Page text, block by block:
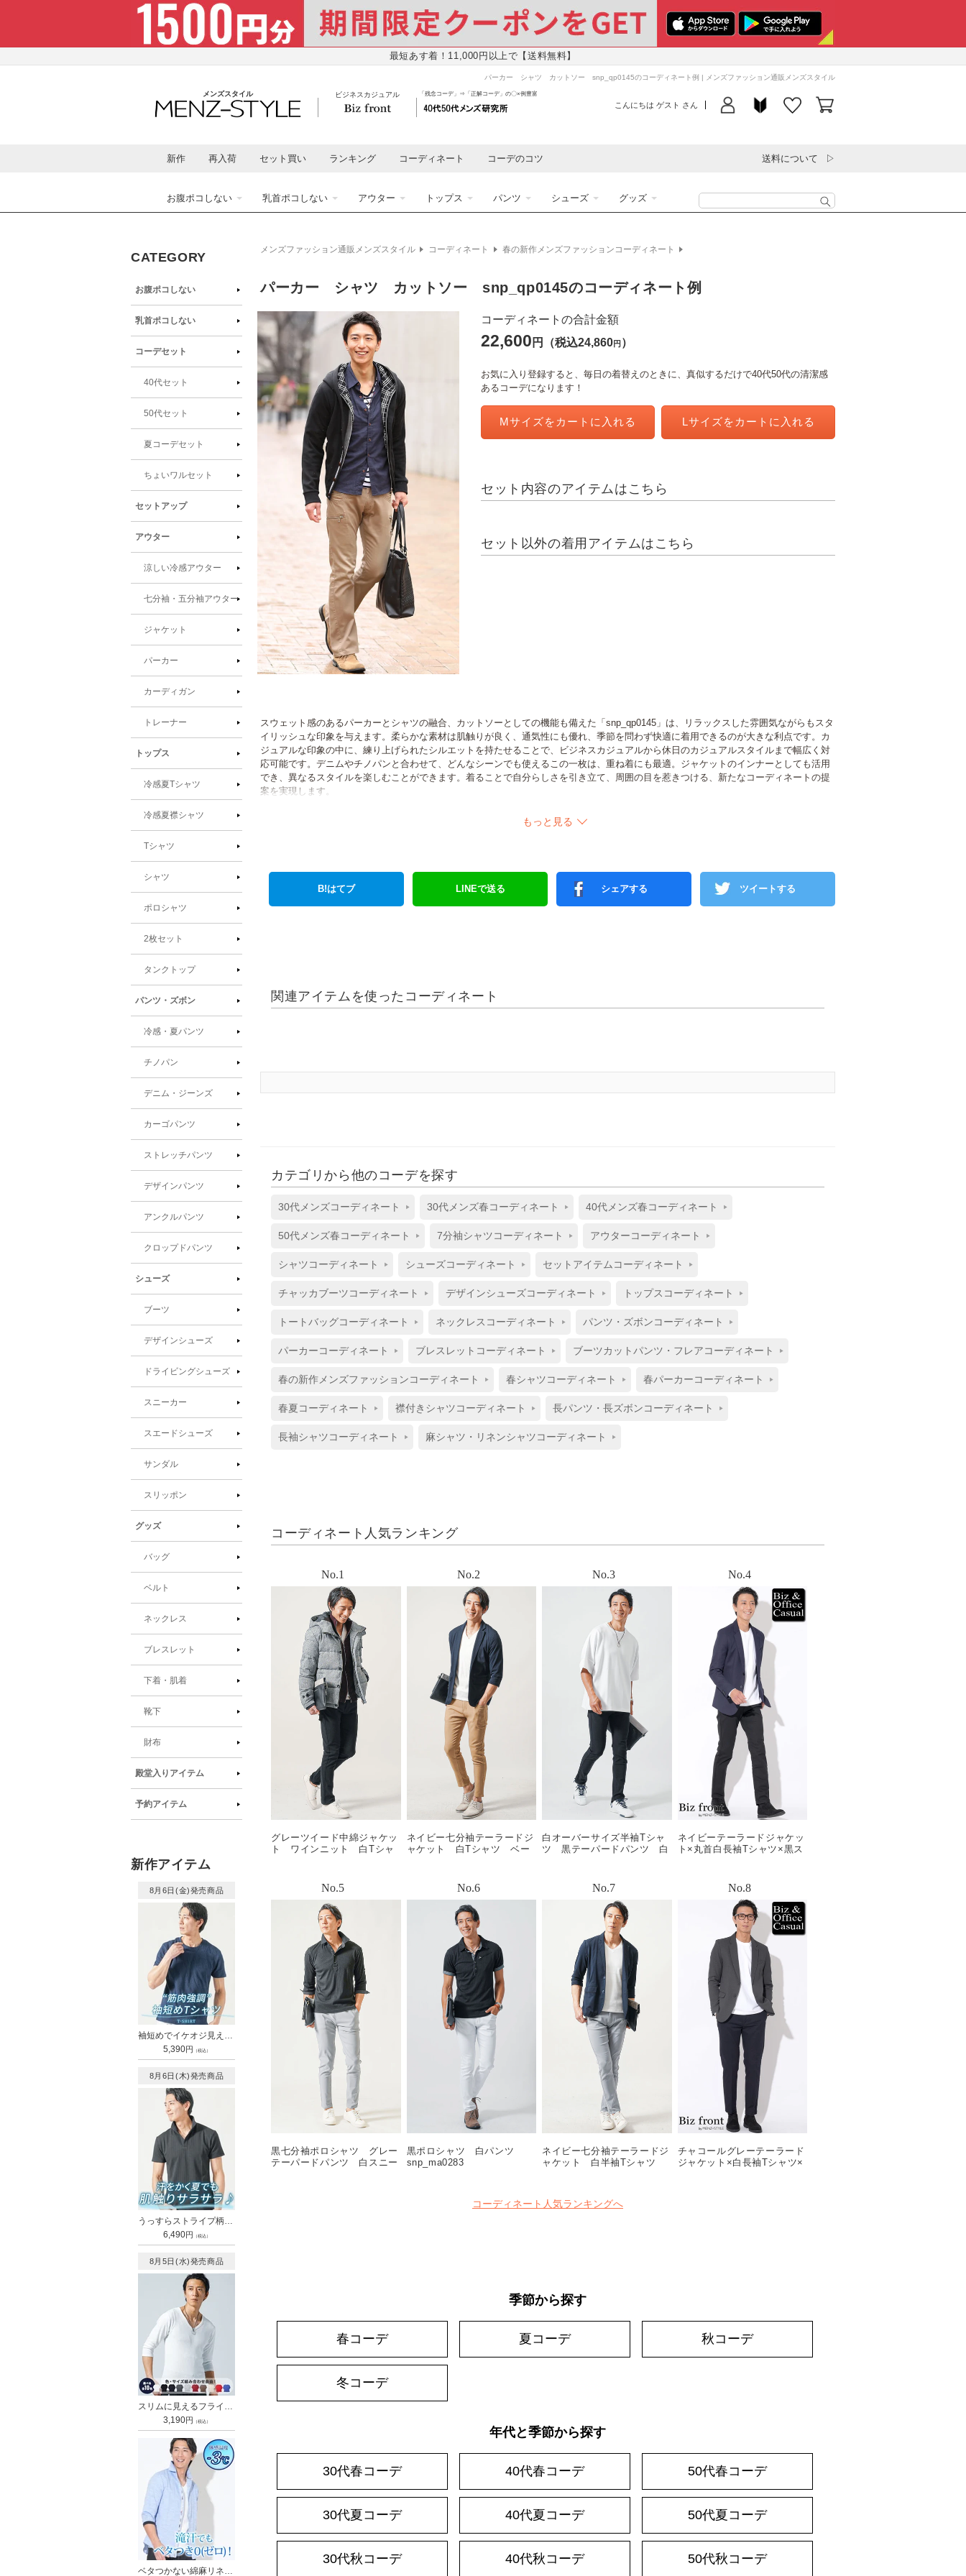
最短あす着！11,000円以上で【送料無料】
パーカー シャツ カットソー snp_qp0145のコーディネート例 | メンズファッション通販メンズスタイル
メンズスタイル ビジネスカジュアル 「残念コーデ」⇒「正解コーデ」の〇×例豊富
こんにちは ゲスト さん
ロ
グ
イ
め
て
の
お
気
入
リ
を
る
ー
新作 再入荷 セット買い ランキング コーディネート コーデのコツ 送料について
お腹ポコしない 乳首ポコしない アウター トップス パンツ シューズ グッズ
CATEGORY
お腹ポコしない
乳首ポコしない
コーデセット
40代セット
50代セット
夏コーデセット
ちょいワルセット
セットアップ
アウター
涼しい冷感アウター
七分袖・五分袖アウター
ジャケット
パーカー
カーディガン
トレーナー
トップス
冷感夏Tシャツ
冷感夏襟シャツ
Tシャツ
シャツ
ポロシャツ
2枚セット
タンクトップ
パンツ・ズボン
冷感・夏パンツ
チノパン
デニム・ジーンズ
カーゴパンツ
ストレッチパンツ
デザインパンツ
アンクルパンツ
クロップドパンツ
シューズ
ブーツ
デザインシューズ
ドライビングシューズ
スニーカー
スエードシューズ
サンダル
スリッポン
グッズ
バッグ
ベルト
ネックレス
ブレスレット
下着・肌着
靴下
財布
殿堂入りアイテム
予約アイテム
新作アイテム
8月6日(金)発売商品
袖短めでイケオジ見えするうっすらデザインクルーネック半袖Tシャツ
通
常
格
5,390円 （税込）
8月6日(木)発売商品
うっすらストライプ柄イタリアンスタンドカラー襟ワイヤー立ち襟ポロシャツ
通
常
格
6,490円 （税込）
8月5日(水)発売商品
スリムに見えるフライス素材Vネック7分袖Tシャツ
通
常
価
格
3,190円 （税込）
ベタつかない綿麻リネン混ホリゾンタルカラー袖リブ7分袖シャツ
メンズファッション通販メンズスタイル コーディネート 春の新作メンズファッションコーディネート
パーカー シャツ カットソー snp_qp0145のコーディネート例
商品情
報にス
キップ
ル
で
メ
デ
ィ
ア
(1)
コーディネートの合計金額
22,600 円 （税込24,860円 ）
お気に入り登録すると、毎日の着替えのときに、真似するだけで40代50代の清潔感
あるコーデになります！
Mサイズを カートに入れる Lサイズを カートに入れる
セット内容のアイテムはこちら
セット以外の着用アイテムはこちら
スウェット感のあるパーカーとシャツの融合、カットソーとしての機能も備えた「snp_qp0145」は、リラックスした雰囲気ながらもスタ
イリッシュな印象を与えます。柔らかな素材は肌触りが良く、通気性にも優れ、季節を問わず快適に着用できるのが大きな利点です。カ
ジュアルな印象の中に、練り上げられたシルエットを持たせることで、ビジネスカジュアルから休日のカジュアルスタイルまで幅広く対
応可能です。デニムやチノパンと合わせて、どんなシーンでも使えるこの一枚は、重ね着にも最適。ジャケットのインナーとしても活用
でき、異なるスタイルを楽しむことができます。着ることで自分らしさを引き立て、周囲の目を惹きつける、新たなコーディネートの提
案を実現します。
もっと見る
B!はてブ LINEで送る シェアする ツイートする
関連アイテムを使ったコーディネート
カテゴリから他のコーデを探す
30代メンズコーディネート 30代メンズ春コーディネート 40代メンズ春コーディネート
50代メンズ春コーディネート 7分袖シャツコーディネート アウターコーディネート
シャツコーディネート シューズコーディネート セットアイテムコーディネート
チャッカブーツコーディネート デザインシューズコーディネート トップスコーディネート
トートバッグコーディネート ネックレスコーディネート パンツ・ズボンコーディネート
パーカーコーディネート ブレスレットコーディネート ブーツカットパンツ・フレアコーディネート
春の新作メンズファッションコーディネート 春シャツコーディネート 春パーカーコーディネート
春夏コーディネート 襟付きシャツコーディネート 長パンツ・長ズボンコーディネート
長袖シャツコーディネート 麻シャツ・リネンシャツコーディネート
コーディネート人気ランキング
グレーツイード中綿ジャケッ
ト ワインニット 白Tシャ
ネイビー七分袖テーラードジ
ャケット 白Tシャツ ベー
白オーバーサイズ半袖Tシャ
ツ 黒テーパードパンツ 白
ネイビーテーラードジャケッ
ト×丸首白長袖Tシャツ×黒ス
黒七分袖ポロシャツ グレー
テーパードパンツ 白スニー
黒ポロシャツ 白パンツ
snp_ma0283
ネイビー七分袖テーラードジ
ャケット 白半袖Tシャツ
チャコールグレーテーラード
ジャケット×白長袖Tシャツ×
コーディネート人気ランキングへ
季節から探す
春コーデ 夏コーデ 秋コーデ
冬コーデ
年代と季節から探す
30代春コーデ 40代春コーデ 50代春コーデ
30代夏コーデ 40代夏コーデ 50代夏コーデ
30代秋コーデ 40代秋コーデ 50代秋コーデ